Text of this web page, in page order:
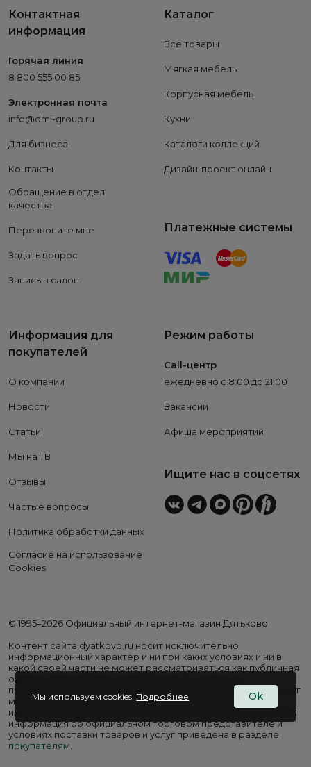
Контактная
информация
Горячая линия
8 800 555 00 85
Электронная почта
info@dmi-group.ru
Для бизнеса
Контакты
Обращение в отдел
качества
Перезвоните мне
Задать вопрос
Запись в салон
Каталог
Все товары
Мягкая мебель
Корпусная мебель
Кухни
Каталоги коллекций
Дизайн-проект онлайн
Платежные системы
Информация для
покупателей
О компании
Новости
Статьи
Мы на ТВ
Отзывы
Частые вопросы
Политика обработки данных
Согласие на использование
Cookies
Режим работы
Call-центр
ежедневно с 8:00 до 21:00
Вакансии
Афиша мероприятий
Ищите нас в соцсетях
© 1995–2026 Официальный интернет-магазин Дятьково
Контент сайта dyatkovo.ru носит исключительно
информационный характер и ни при каких условиях и ни в
какой своей части не может рассматриваться как публичная
оферта. Внешний вид, комплектация и стоимость
поставляемой продукции, а также перечень сервисных услуг
могут отличаться от представленных на сайте. Цены на
изделия варьируются в зависимости от региона. Подробная
информация об официальном торговом представителе и
условиях поставки товаров и услуг приведена в разделе
покупателям.
Мы используем cookies. Подробнее Ok